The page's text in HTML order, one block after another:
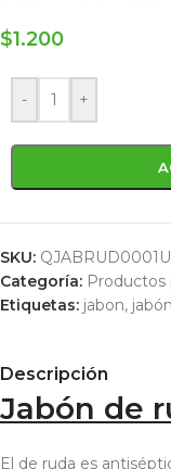
$1.200
- +
SKU:
Categoría: Productos
Etiquetas: jabon,
Descripción
Jabón de
El de ruda es